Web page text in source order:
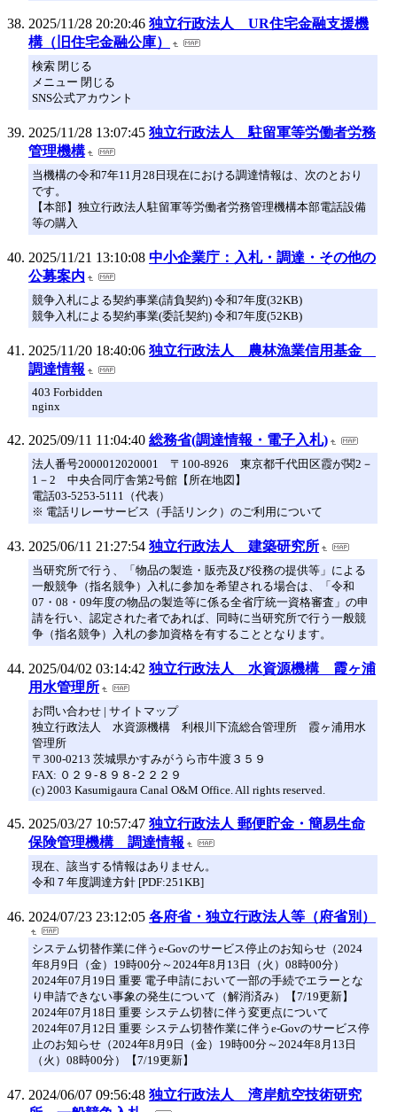
2025/11/28 20:20:46 独立行政法人 UR住宅金融支援機
構（旧住宅金融公庫）
検索 閉じる
メニュー 閉じる
SNS公式アカウント
2025/11/28 13:07:45 独立行政法人 駐留軍等労働者労務
管理機構
当機構の令和7年11月28日現在における調達情報は、次のとおり
です。
【本部】独立行政法人駐留軍等労働者労務管理機構本部電話設備
等の購入
2025/11/21 13:10:08 中小企業庁：入札・調達・その他の
公募案内
競争入札による契約事業(請負契約) 令和7年度(32KB)
競争入札による契約事業(委託契約) 令和7年度(52KB)
2025/11/20 18:40:06 独立行政法人 農林漁業信用基金
調達情報
403 Forbidden
nginx
2025/09/11 11:04:40 総務省(調達情報・電子入札)
法人番号2000012020001 〒100-8926 東京都千代田区霞が関2－
1－2 中央合同庁舎第2号館【所在地図】
電話03-5253-5111（代表）
※ 電話リレーサービス（手話リンク）のご利用について
2025/06/11 21:27:54 独立行政法人 建築研究所
当研究所で行う、「物品の製造・販売及び役務の提供等」による
一般競争（指名競争）入札に参加を希望される場合は、「令和
07・08・09年度の物品の製造等に係る全省庁統一資格審査」の申
請を行い、認定された者であれば、同時に当研究所で行う一般競
争（指名競争）入札の参加資格を有することとなります。
2025/04/02 03:14:42 独立行政法人 水資源機構 霞ヶ浦
用水管理所
お問い合わせ | サイトマップ
独立行政法人 水資源機構 利根川下流総合管理所 霞ヶ浦用水
管理所
〒300-0213 茨城県かすみがうら市牛渡３５９
FAX: ０２９-８９８-２２２９
(c) 2003 Kasumigaura Canal O&M Office. All rights reserved.
2025/03/27 10:57:47 独立行政法人 郵便貯金・簡易生命
保険管理機構 調達情報
現在、該当する情報はありません。
令和７年度調達方針 [PDF:251KB]
2024/07/23 23:12:05 各府省・独立行政法人等（府省別）
システム切替作業に伴うe-Govのサービス停止のお知らせ（2024
年8月9日（金）19時00分～2024年8月13日（火）08時00分）
2024年07月19日 重要 電子申請において一部の手続でエラーとな
り申請できない事象の発生について（解消済み）【7/19更新】
2024年07月18日 重要 システム切替に伴う変更点について
2024年07月12日 重要 システム切替作業に伴うe-Govのサービス停
止のお知らせ（2024年8月9日（金）19時00分～2024年8月13日
（火）08時00分）【7/19更新】
2024/06/07 09:56:48 独立行政法人 湾岸航空技術研究